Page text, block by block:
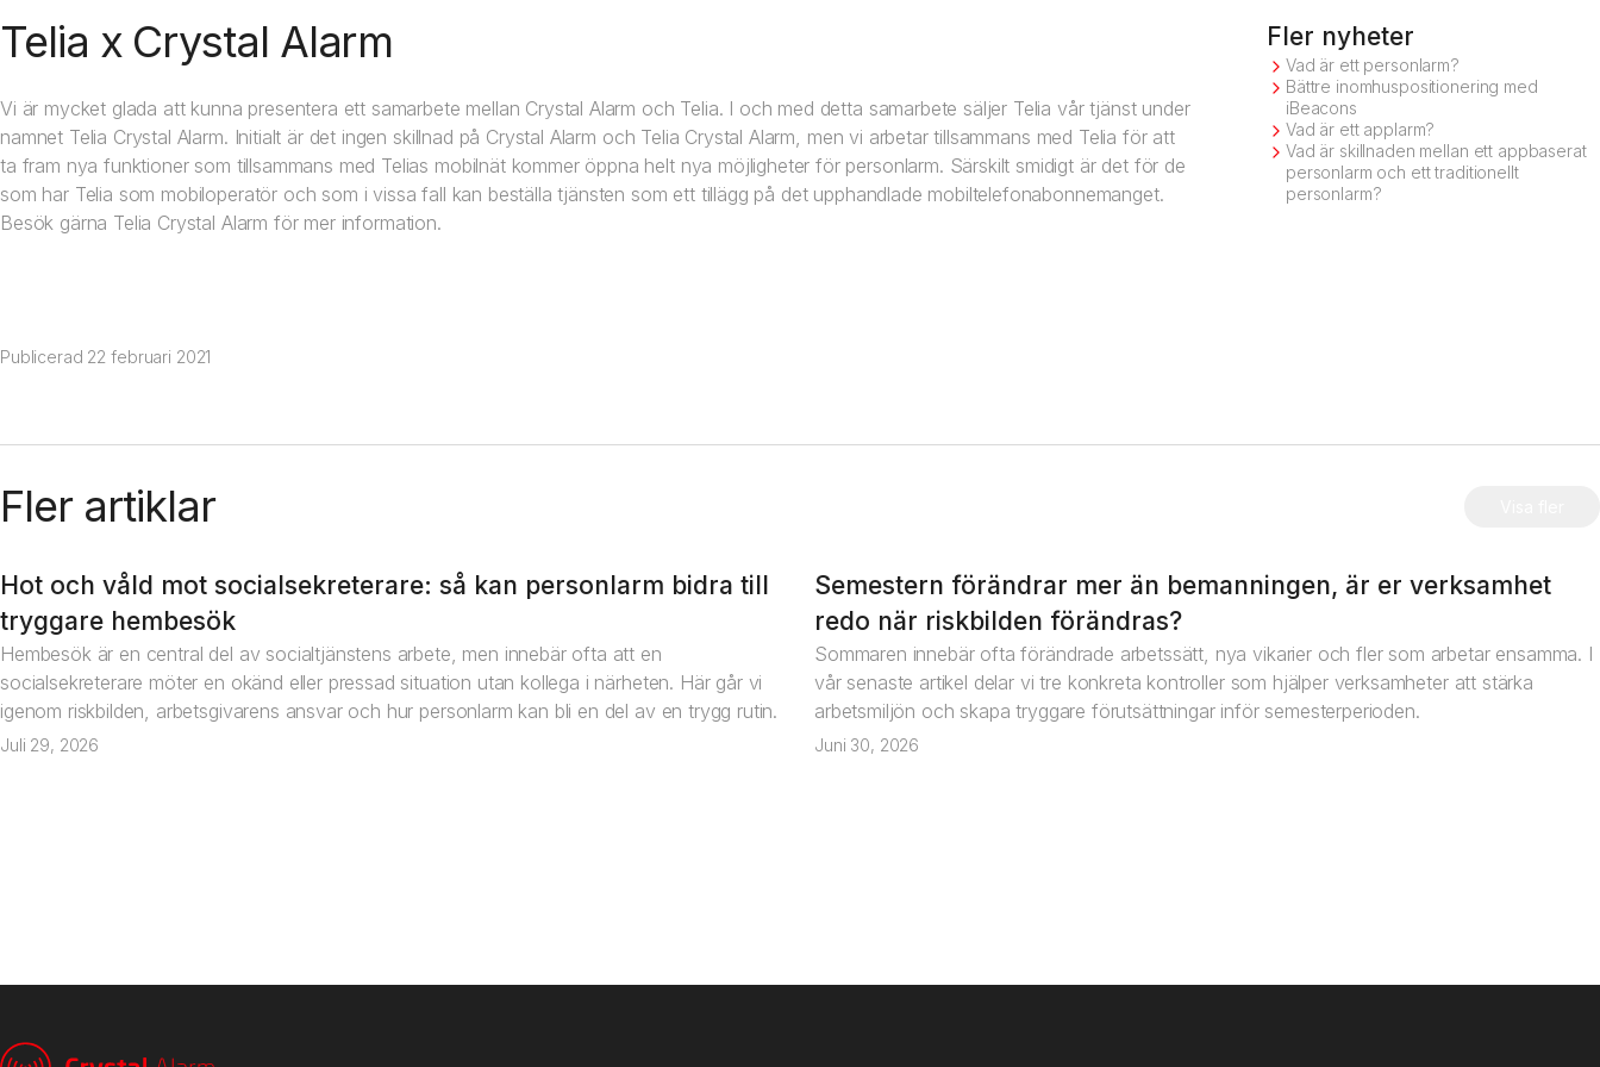
Telia x Crystal Alarm
Vi är mycket glada att kunna presentera ett samarbete mellan Crystal Alarm och Telia. I och med detta samarbete säljer Telia vår tjänst under
namnet Telia Crystal Alarm. Initialt är det ingen skillnad på Crystal Alarm och Telia Crystal Alarm, men vi arbetar tillsammans med Telia för att
ta fram nya funktioner som tillsammans med Telias mobilnät kommer öppna helt nya möjligheter för personlarm. Särskilt smidigt är det för de
som har Telia som mobiloperatör och som i vissa fall kan beställa tjänsten som ett tillägg på det upphandlade mobiltelefonabonnemanget.
Besök gärna Telia Crystal Alarm för mer information.
Publicerad 22 februari 2021
Fler nyheter
Vad är ett personlarm?
Bättre inomhuspositionering med
iBeacons
Vad är ett applarm?
Vad är skillnaden mellan ett appbaserat
personlarm och ett traditionellt
personlarm?
Fler artiklar
Hot och våld mot socialsekreterare: så kan personlarm bidra till
tryggare hembesök
Hembesök är en central del av socialtjänstens arbete, men innebär ofta att en
socialsekreterare möter en okänd eller pressad situation utan kollega i närheten. Här går vi
igenom riskbilden, arbetsgivarens ansvar och hur personlarm kan bli en del av en trygg rutin.
Juli 29, 2026
Artikel
Semestern förändrar mer än bemanningen, är er verksamhet
redo när riskbilden förändras?
Sommaren innebär ofta förändrade arbetssätt, nya vikarier och fler som arbetar ensamma. I
vår senaste artikel delar vi tre konkreta kontroller som hjälper verksamheter att stärka
arbetsmiljön och skapa tryggare förutsättningar inför semesterperioden.
Juni 30, 2026